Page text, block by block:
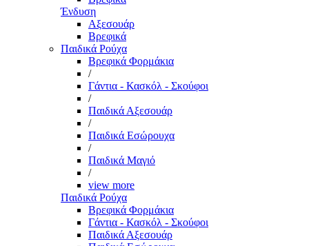
Ένδυση
Αξεσουάρ
Βρεφικά
Παιδικά Ρούχα
Βρεφικά Φορμάκια
/
Γάντια - Κασκόλ - Σκούφοι
/
Παιδικά Αξεσουάρ
/
Παιδικά Εσώρουχα
/
Παιδικά Μαγιό
/
view more
Παιδικά Ρούχα
Βρεφικά Φορμάκια
Γάντια - Κασκόλ - Σκούφοι
Παιδικά Αξεσουάρ